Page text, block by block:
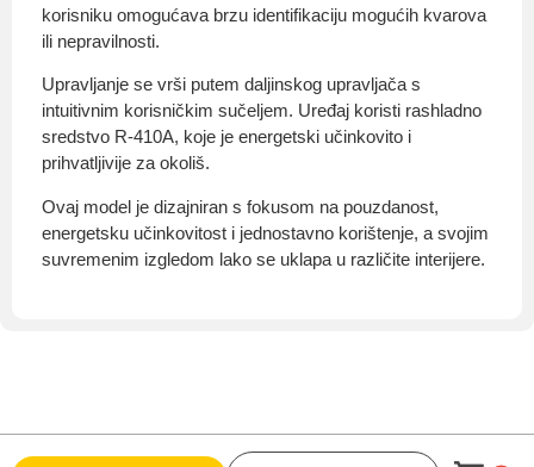
korisniku omogućava brzu identifikaciju mogućih kvarova
ili nepravilnosti.
Upravljanje se vrši putem daljinskog upravljača s
intuitivnim korisničkim sučeljem. Uređaj koristi rashladno
sredstvo R-410A, koje je energetski učinkovito i
prihvatljivije za okoliš.
Ovaj model je dizajniran s fokusom na pouzdanost,
energetsku učinkovitost i jednostavno korištenje, a svojim
suvremenim izgledom lako se uklapa u različite interijere.